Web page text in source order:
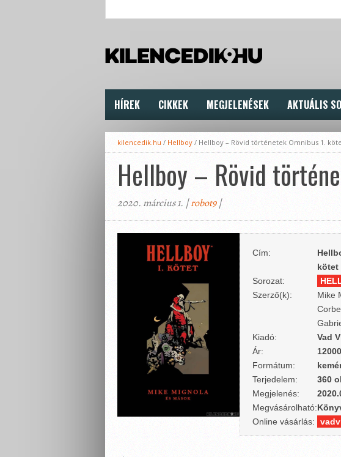
HÍREK CIKKEK MEGJELENÉSEK AKTUÁLIS
kilencedik.hu / Hellboy / Hellboy – Rövid történetek Omnibus 1.
Hellboy – Rövid
2020. március 1. |robot9|
Cím:
kötet
Sorozat:
Szerző(k):
Mike
Kiadó:
Vad
Ár:
Formátum:
Terjedelem:
360
Megjelenés:
Megvásárolható:
Online vásárlás: